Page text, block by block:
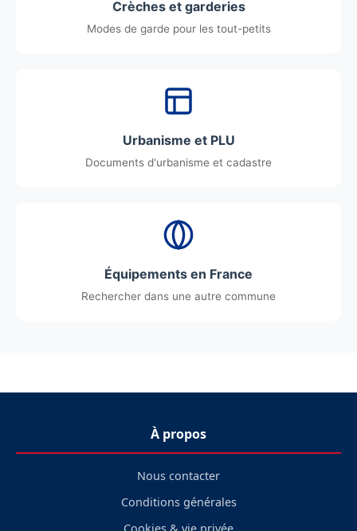
Crèches et garderies
Modes de garde pour les tout-petits
Urbanisme et PLU
Documents d'urbanisme et cadastre
Équipements en France
Rechercher dans une autre commune
À propos
Nous contacter
Conditions générales